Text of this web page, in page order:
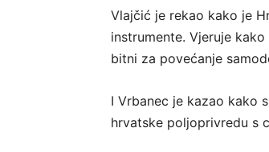
Vlajčić je rekao kako je
instrumente. Vjeruje
bitni za povećanje
I Vrbanec je kazao kako
hrvatske poljoprivredu s